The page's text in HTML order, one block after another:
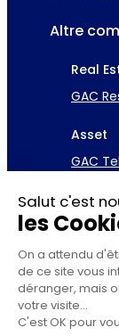
Salut c'est
les
On a attendu
de ce site vous
déranger, mais
votre visite...
C'est OK pour
Altre
Real
GAC
Asset
GAC